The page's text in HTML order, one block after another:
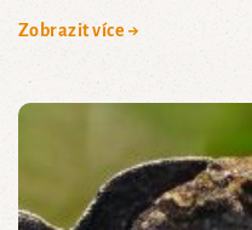
Zobrazit více →